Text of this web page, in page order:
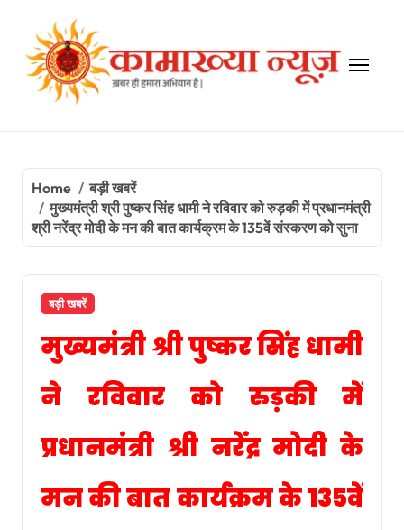
content
Home
बड़ी खबरें
मुख्यमंत्री श्री पुष्कर सिंह धामी ने रविवार को रुड़की में प्रधानमंत्री
श्री नरेंद्र मोदी के मन की बात कार्यक्रम के 135वें संस्करण को सुना
बड़ी खबरें
मुख्यमंत्री श्री पुष्कर सिंह धामी
ने रविवार को रुड़की में
प्रधानमंत्री श्री नरेंद्र मोदी के
मन की बात कार्यक्रम के 135वें